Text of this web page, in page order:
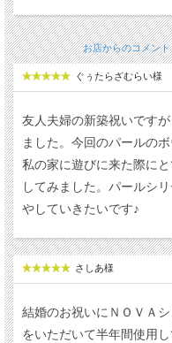
お店からのコメント
ぐぅたらざむらい様
友人夫婦の新築祝いです
ました。今回のパールの
私の家に遊びに来た際に
してみました。パールシ
やしていきたいです♪
さしあ様
結婚のお祝いにＮＯＶＡ
をいただいて半年間使用し